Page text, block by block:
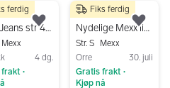
Mexx Jeans str 40/42
Mexx
4 dg.
frakt •
ferdig
Legg til som favoritt.
500 kr
Nydelige Mexx linbukser i dyp rød/burgunder – 100% lin
Str. S
Mexx
Orre
30. juli
Gratis frakt •
Kjøp nå
Fiks ferdig